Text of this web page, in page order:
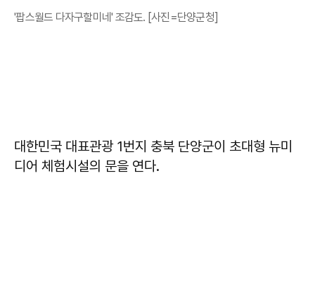
'팝스월드 다자구할미네' 조감도. [사진=단양군청]
대한민국 대표관광 1번지 충북 단양군이 초대형 뉴미
디어 체험시설의 문을 연다.